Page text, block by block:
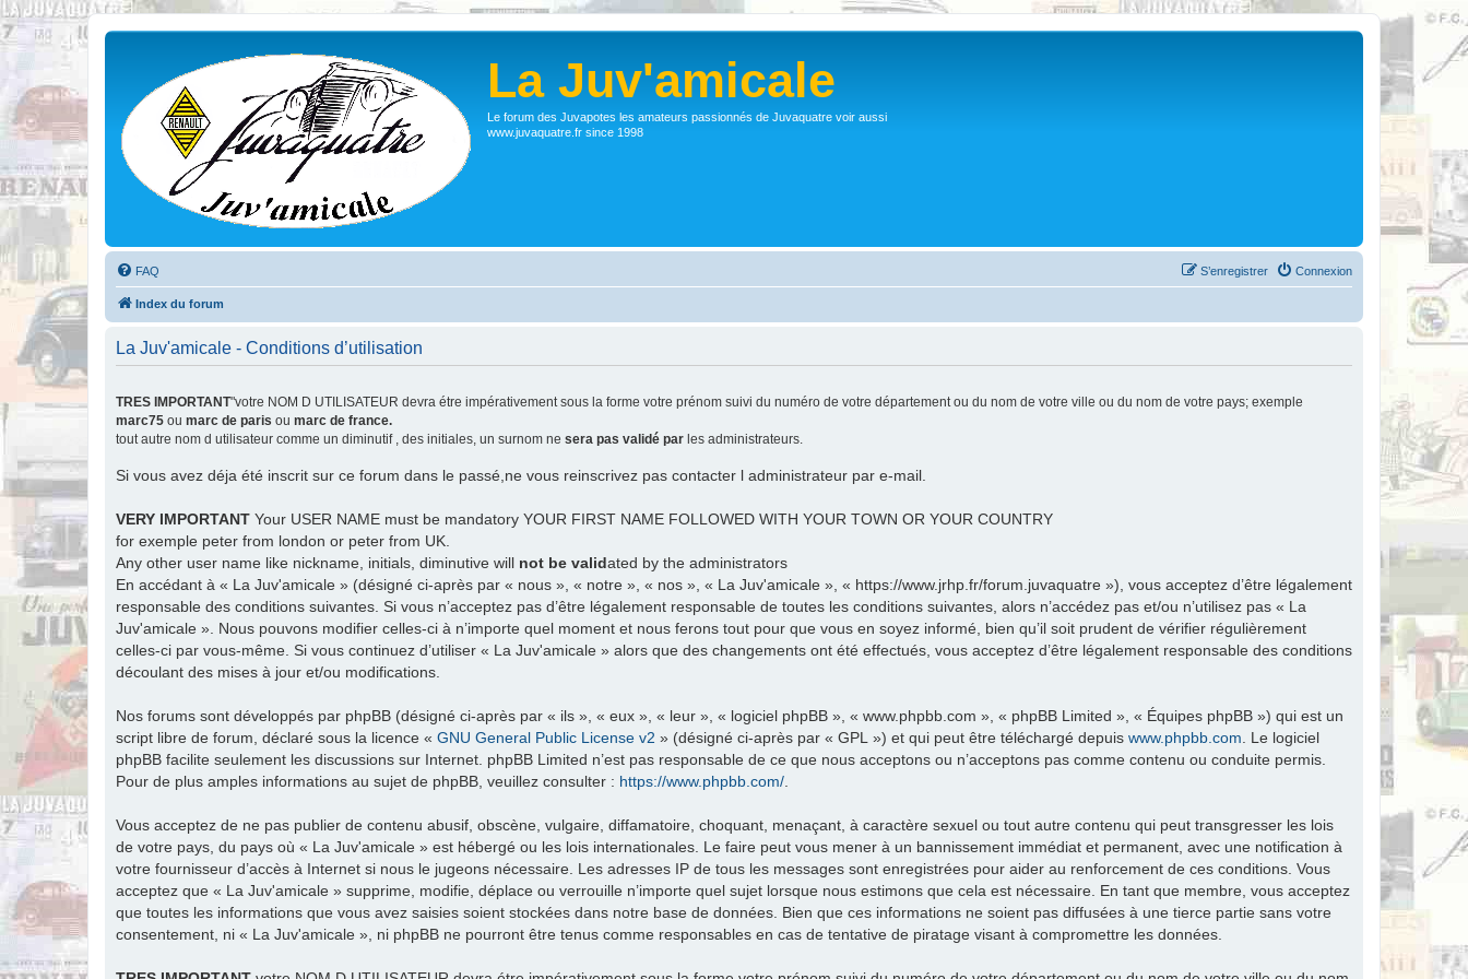
La Juv'amicale
Le forum des Juvapotes les amateurs passionnés de Juvaquatre voir aussi
www.juvaquatre.fr since 1998
FAQ Connexion
S’enregistrer
Index du forum
La Juv'amicale - Conditions d’utilisation
TRES IMPORTANT"votre NOM D UTILISATEUR devra étre impérativement sous la forme votre prénom suivi du numéro de votre département ou du nom de votre ville ou du nom de votre pays; exemple
marc75 ou marc de paris ou marc de france.
tout autre nom d utilisateur comme un diminutif , des initiales, un surnom ne sera pas validé par les administrateurs.
Si vous avez déja été inscrit sur ce forum dans le passé,ne vous reinscrivez pas contacter l administrateur par e-mail.
VERY IMPORTANT Your USER NAME must be mandatory YOUR FIRST NAME FOLLOWED WITH YOUR TOWN OR YOUR COUNTRY
for exemple peter from london or peter from UK.
Any other user name like nickname, initials, diminutive will not be validated by the administrators
En accédant à « La Juv'amicale » (désigné ci-après par « nous », « notre », « nos », « La Juv'amicale », « https://www.jrhp.fr/forum.juvaquatre »), vous acceptez d’être légalement
responsable des conditions suivantes. Si vous n’acceptez pas d’être légalement responsable de toutes les conditions suivantes, alors n’accédez pas et/ou n’utilisez pas « La
Juv'amicale ». Nous pouvons modifier celles-ci à n’importe quel moment et nous ferons tout pour que vous en soyez informé, bien qu’il soit prudent de vérifier régulièrement
celles-ci par vous-même. Si vous continuez d’utiliser « La Juv'amicale » alors que des changements ont été effectués, vous acceptez d’être légalement responsable des conditions
découlant des mises à jour et/ou modifications.
Nos forums sont développés par phpBB (désigné ci-après par « ils », « eux », « leur », « logiciel phpBB », « www.phpbb.com », « phpBB Limited », « Équipes phpBB ») qui est un
script libre de forum, déclaré sous la licence « GNU General Public License v2 » (désigné ci-après par « GPL ») et qui peut être téléchargé depuis www.phpbb.com. Le logiciel
phpBB facilite seulement les discussions sur Internet. phpBB Limited n’est pas responsable de ce que nous acceptons ou n’acceptons pas comme contenu ou conduite permis.
Pour de plus amples informations au sujet de phpBB, veuillez consulter : https://www.phpbb.com/.
Vous acceptez de ne pas publier de contenu abusif, obscène, vulgaire, diffamatoire, choquant, menaçant, à caractère sexuel ou tout autre contenu qui peut transgresser les lois
de votre pays, du pays où « La Juv'amicale » est hébergé ou les lois internationales. Le faire peut vous mener à un bannissement immédiat et permanent, avec une notification à
votre fournisseur d’accès à Internet si nous le jugeons nécessaire. Les adresses IP de tous les messages sont enregistrées pour aider au renforcement de ces conditions. Vous
acceptez que « La Juv'amicale » supprime, modifie, déplace ou verrouille n’importe quel sujet lorsque nous estimons que cela est nécessaire. En tant que membre, vous acceptez
que toutes les informations que vous avez saisies soient stockées dans notre base de données. Bien que ces informations ne soient pas diffusées à une tierce partie sans votre
consentement, ni « La Juv'amicale », ni phpBB ne pourront être tenus comme responsables en cas de tentative de piratage visant à compromettre les données.